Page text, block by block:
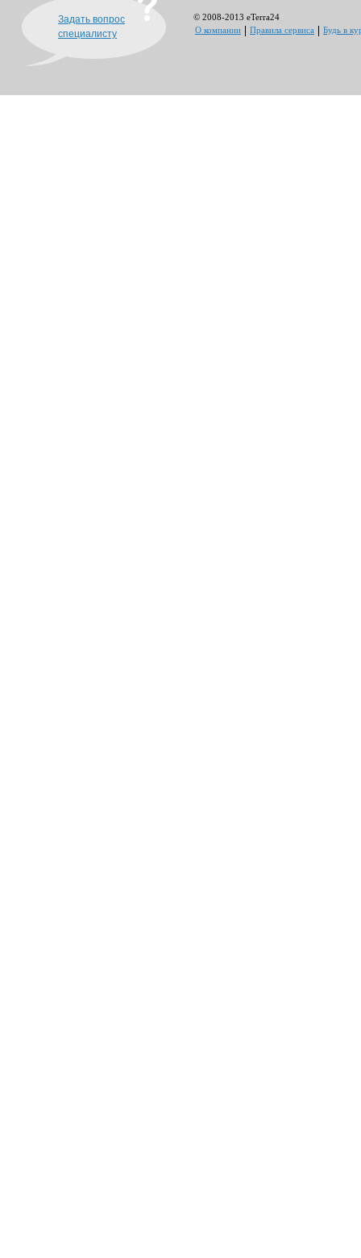
Задать вопрос
специалисту
© 2008-2013 eTerra24
О компании
Правила сервиса Будь в